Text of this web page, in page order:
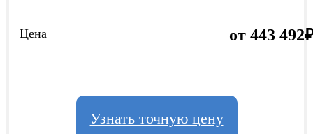
Цена от 443
Узнать точную цену